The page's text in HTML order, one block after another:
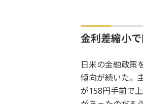
金利差縮小
日米の金融政策
傾向が続いた。
が158円手前で